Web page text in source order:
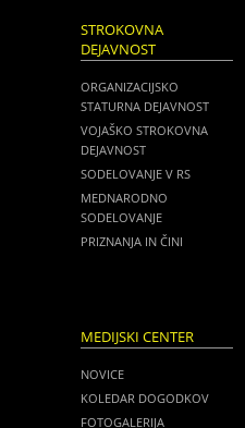
STROKOVNA
DEJAVNOST
ORGANIZACIJSKO
STATURNA DEJAVNOST
VOJAŠKO STROKOVNA
DEJAVNOST
SODELOVANJE V RS
MEDNARODNO
SODELOVANJE
PRIZNANJA IN ČINI
MEDIJSKI CENTER
NOVICE
KOLEDAR DOGODKOV
FOTOGALERIJA